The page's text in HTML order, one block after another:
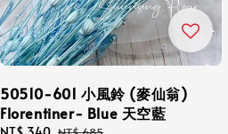
50510-601 小風鈴 (麥仙翁)
Florentiner- Blue 天空藍